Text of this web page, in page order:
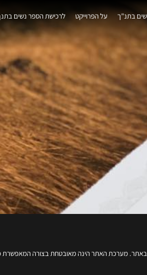
בתנ"ך על הפרוייקט לרכישת הספר נשים
באתר. מערכת האתר הינה מאובטחת בצורה